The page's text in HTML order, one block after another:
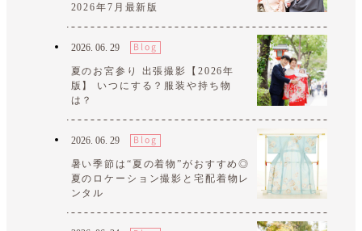
2026年7月最新版
2026. 06. 29
夏のお宮参り 出張撮影【2026年
版】 いつにする？服装や持ち物
は？
2026. 06. 29
暑い季節は“夏の着物”がおすすめ◎
夏のロケーション撮影と宅配着物レ
ンタル